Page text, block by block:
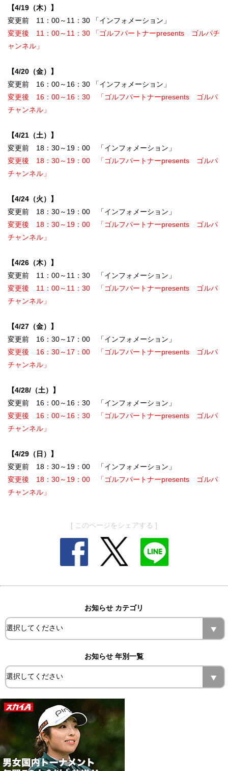
【4/19（木）】
変更前 11：00～11：30 「インフォメーション」
変更後 11：00～11：30 「ゴルフパートナーpresents ゴルパチ
ャンネル」
【4/20（金）】
変更前 16：00～16：30 「インフォメーション」
変更後 16：00～16：30 「ゴルフパートナーpresents ゴルパ
チャンネル」
【4/21（土）】
変更前 18：30～19：00 「インフォメーション」
変更後 18：30～19：00 「ゴルフパートナーpresents ゴルパ
チャンネル」
【4/24（火）】
変更前 18：30～19：00 「インフォメーション」
変更後 18：30～19：00 「ゴルフパートナーpresents ゴルパ
チャンネル」
【4/26（木）】
変更前 11：00～11：30 「インフォメーション」
変更後 11：00～11：30 「ゴルフパートナーpresents ゴルパ
チャンネル」
【4/27（金）】
変更前 16：30～17：00 「インフォメーション」
変更後 16：30～17：00 「ゴルフパートナーpresents ゴルパ
チャンネル」
【4/28/（土）】
変更前 16：00～16：30 「インフォメーション」
変更後 16：00～16：30 「ゴルフパートナーpresents ゴルパ
チャンネル」
【4/29（日）】
変更前 18：30～19：00 「インフォメーション」
変更後 18：30～19：00 「ゴルフパートナーpresents ゴルパ
チャンネル」
[ このページをシェアする ]
お知らせ カテゴリ
お知らせ 年別一覧